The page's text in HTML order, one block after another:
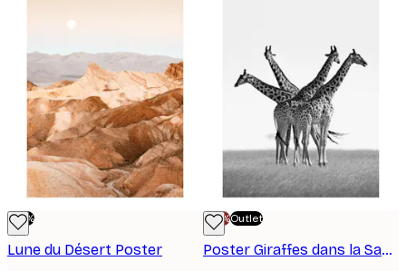
-70%
Lune du Désert Poster
-70%Outlet
Poster Giraffes dans la Savane